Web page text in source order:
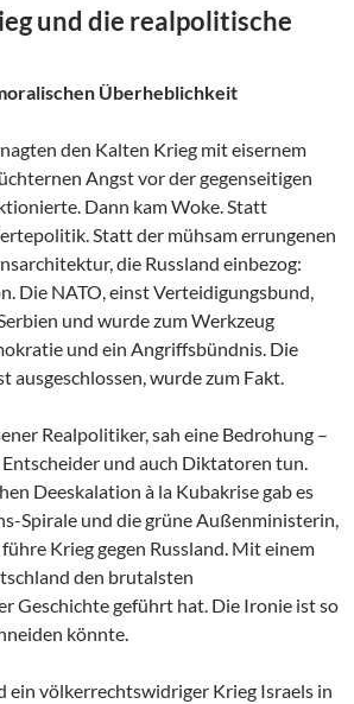
und die realpolitische
Überheblichkeit
den Kalten Krieg mit eisernem
Angst vor der gegenseitigen
Dann kam Woke. Statt
Statt der mühsam errungenen
die Russland einbezog:
Die NATO, einst Verteidigungsbund,
und wurde zum Werkzeug
und ein Angriffsbündnis. Die
ausgeschlossen, wurde zum Fakt.
Realpolitiker, sah eine Bedrohung –
und auch Diktatoren tun.
Deeskalation à la Kubakrise gab es
Spirale und die grüne Außenministerin,
Krieg gegen Russland. Mit einem
den brutalsten
Geschichte geführt hat. Die Ironie ist so
könnte.
ein völkerrechtswidriger Krieg Israels in